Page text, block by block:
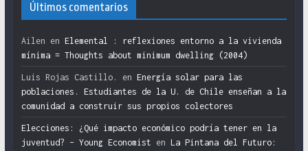
Últimos comentarios
Ailen en Elemental : reflexiones entorno a la vivienda
mínima = Thoughts about minimum dwelling (2004)
Luis Rojas Castillo. en Energía solar para las
poblaciones. Estudiantes de la U. de Chile enseñan a la
comunidad a construir sus propios colectores
Elecciones: ¿Qué impacto económico podría tener en la
juventud? – Young Economist en La Pintana del Futuro: